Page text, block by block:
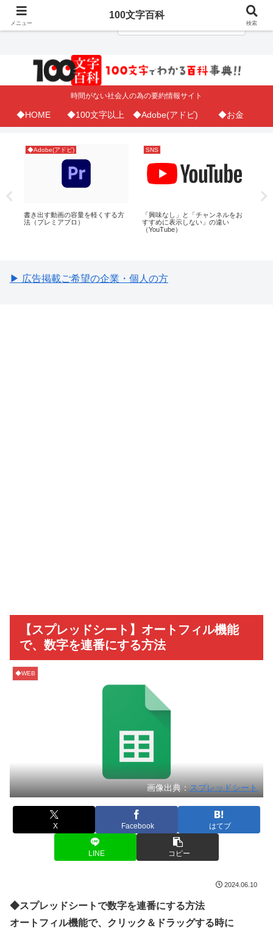
時間がない社会人の為の要約情報サイト
◆HOME ◆100文字以上 ◆Adobe(アドビ) ◆お金
◆Adobe(アドビ)
書き出す動画の容量を軽くする方
法（プレミアプロ）
SNS
「興味なし」と「チャンネルをお
すすめに表示しない」の違い
（YouTube）
▶ 広告掲載ご希望の企業・個人の方
【スプレッドシート】オートフィル機能
で、数字を連番にする方法
◆WEB
画像出典：スプレッドシート
X Facebook はてブ
LINE コピー
2024.06.10
◆スプレッドシートで数字を連番にする方法
オートフィル機能で、クリック＆ドラッグする時に
メニュー
100文字百科
検索